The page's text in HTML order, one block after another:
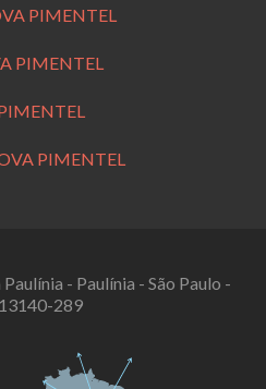
PIMENTEL
PIMENTEL
PIMENTEL
- Paulínia - São Paulo -
289